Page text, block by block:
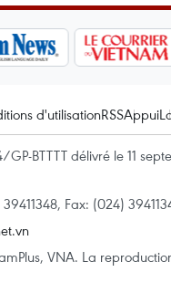
d'utilisationRSSAppui
GP-BTTTT délivré le 11
Fax: (024)
VNA. La